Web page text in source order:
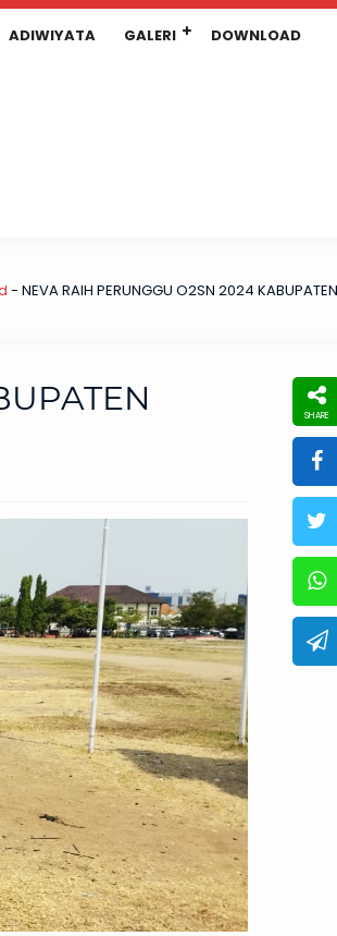
ADIWIYATA GALERI DOWNLOAD
- NEVA RAIH PERUNGGU O2SN 2024